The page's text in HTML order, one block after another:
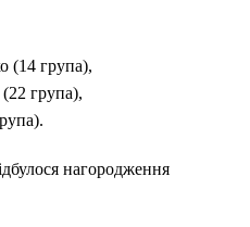
(14 група),
група),
нагородження